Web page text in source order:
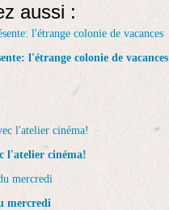
aussi :
l'étrange colonie de vacances
l'atelier cinéma!
mercredi